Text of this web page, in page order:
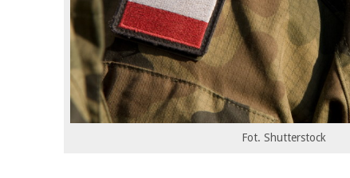
Fot. Shutterstock